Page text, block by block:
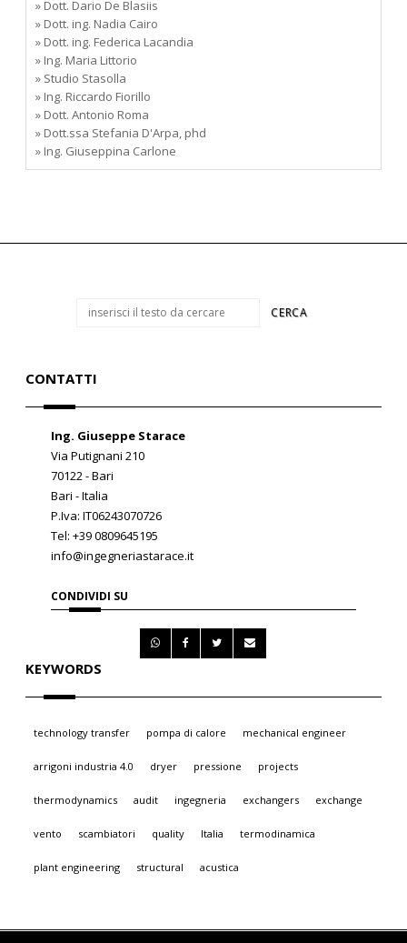
» Dott. Dario De Blasiis
» Dott. ing. Nadia Cairo
» Dott. ing. Federica Lacandia
» Ing. Maria Littorio
» Studio Stasolla
» Ing. Riccardo Fiorillo
» Dott. Antonio Roma
» Dott.ssa Stefania D'Arpa, phd
» Ing. Giuseppina Carlone
CONTATTI
Ing. Giuseppe Starace
Via Putignani 210
70122 - Bari
Bari - Italia
P.Iva: IT06243070726
Tel: +39 0809645195
info@ingegneriastarace.it
CONDIVIDI SU
KEYWORDS
technology transfer pompa di calore mechanical engineer
arrigoni industria 4.0 dryer pressione projects
thermodynamics audit ingegneria exchangers exchange
vento scambiatori quality Italia termodinamica
plant engineering structural acustica